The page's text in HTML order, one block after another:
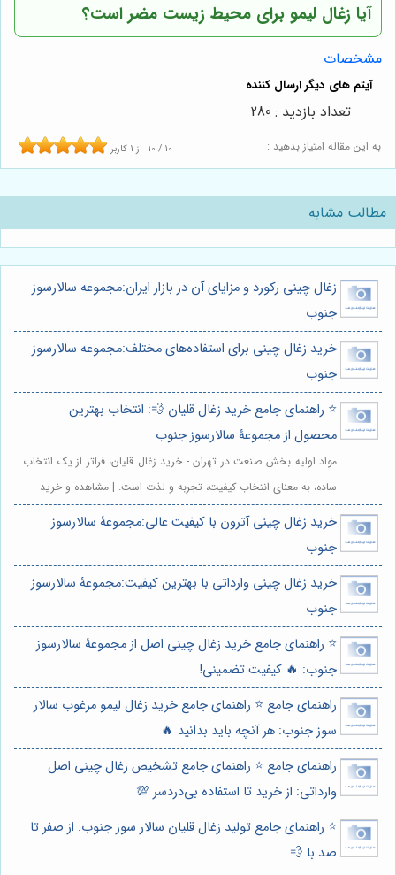
آیا زغال لیمو برای محیط زیست مضر است؟
مشخصات
به این مقاله امتیاز بدهید : 10 / 10 از 1 کاربر
تعداد بازدید : 280
مطالب مشابه
زغال چینی رکورد و مزایای آن در بازار ایران:مجموعه سالارسوز
جنوب
خرید زغال چینی برای استفاده‌های مختلف:مجموعه سالارسوز
جنوب
⭐️ راهنمای جامع خرید زغال قلیان 💨: انتخاب بهترین
محصول از مجموعۀ سالارسوز جنوب
مواد اولیه بخش صنعت در تهران - خرید زغال قلیان، فراتر از یک انتخاب
ساده، به معنای انتخاب کیفیت، تجربه و لذت است. | مشاهده و خرید
خرید زغال چینی آترون با کیفیت عالی:مجموعۀ سالارسوز
جنوب
خرید زغال چینی وارداتی با بهترین کیفیت:مجموعۀ سالارسوز
جنوب
⭐️ راهنمای جامع خرید زغال چینی اصل از مجموعۀ سالارسوز
جنوب: 🔥 کیفیت تضمینی!
راهنمای جامع ⭐️ راهنمای جامع خرید زغال لیمو مرغوب سالار
سوز جنوب: هر آنچه باید بدانید 🔥
راهنمای جامع ⭐️ راهنمای جامع تشخیص زغال چینی اصل
وارداتی: از خرید تا استفاده بی‌دردسر 💯
⭐️ راهنمای جامع تولید زغال قلیان سالار سوز جنوب: از صفر تا
صد با 💨